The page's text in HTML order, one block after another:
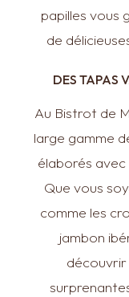
papilles vous
de
DES TAPAS
Au Bistrot de
large gamme
élaborés
Que vous
comme les
jambon